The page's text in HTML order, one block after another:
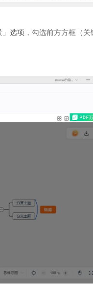
选项，勾选前方方框（关